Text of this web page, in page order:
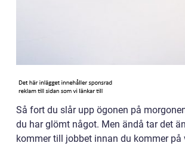
Så fort du slår upp ögonen på
du har glömt något. Men ändå tar det
kommer till jobbet innan du kommer på